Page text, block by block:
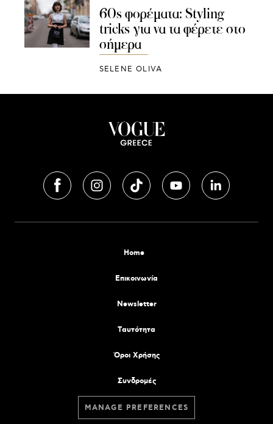
60s φορέματα: Styling
tricks για να τα φέρετε στο
σήμερα
SELENE OLIVA
Home
Επικοινωνία
Newsletter
Tαυτότητα
Όροι Χρήσης
Συνδρομές
MANAGE PREFERENCES